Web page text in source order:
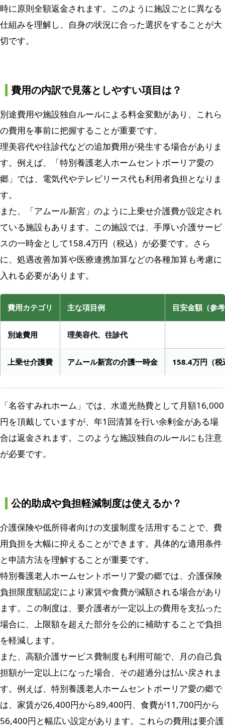
時に原則全額返金されます。このように施設ごとに異なる
仕組みを理解し、自身の状況に合った選択をすることが大
切です。
費用の内訳で見落としやすい項目は？
別途費用や施設独自ルールによる料金変動があり、これら
の費用を事前に把握することが重要です。
理美容代や往診代などの追加費用が発生する場合がありま
す。例えば、「特別養護老人ホームセントポーリア愛の
郷」では、電気代やテレビリース代も利用者負担となりま
す。
また、「アムール新宮」のように上乗せ介護費が設定され
ている施設もあります。この施設では、手厚い介護サービ
スの一時金として158.4万円（税込）が必要です。さら
に、処遇改善加算や医療連携加算などの各種加算も考慮に
入れる必要があります。
費用カテゴリ 主な項目例 目安金額（参
別途費用 理美容代、往診代
上乗せ介護費 アムール新宮の介護一時金 158.4万円（税
「名谷すみれホーム」では、水道光熱費として月額16,000
円を頂戴していますが、年1回清算を行い余剰金がある場
合は返金されます。このような施設独自のルールにも注意
が必要です。
公的助成や負担軽減制度は使えるか？
介護保険や低所得者向けの支援制度を活用することで、費
用負担を大幅に抑えることができます。具体的な適用条件
と申請方法を理解することが重要です。
特別養護老人ホームセントポーリア愛の郷では、介護保険
負担限度額認定により家賃や食費が減額される場合があり
ます。この制度は、要介護者が一定以上の費用を支払った
場合に、上限額を超えた部分を公的に補助することで負担
を軽減します。
また、高額介護サービス費制度も利用可能で、月の自己負
担額が一定以上になった場合、その超過分は払い戻されま
す。例えば、特別養護老人ホームセントポーリア愛の郷で
は、家賃が26,400円から89,400円、食費が11,700円から
56,400円と幅広い設定があります。これらの費用は要介護